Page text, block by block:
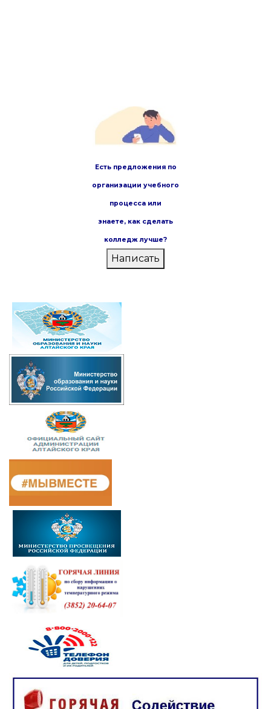
Есть предложения по
организации учебного
процесса или
знаете, как сделать
колледж лучше?
Написать